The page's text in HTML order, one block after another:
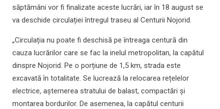
săptămâni vor fi finalizate aceste lucrări, iar în 18 august se
va deschide circulației întregul traseu al Centurii Nojorid.
„Circulația nu poate fi deschisă pe întreaga centură din
cauza lucrărilor care se fac la inelul metropolitan, la capătul
dinspre Nojorid. Pe o porțiune de 1,5 km, strada este
excavată în totalitate. Se lucrează la relocarea rețelelor
electrice, așternerea stratului de balast, compactări și
montarea bordurilor. De asemenea, la capătul centurii